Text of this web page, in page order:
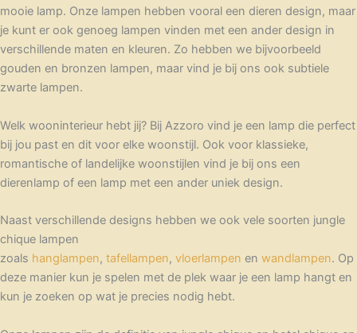
mooie lamp. Onze lampen hebben vooral een dieren design, maar
je kunt er ook genoeg lampen vinden met een ander design in
verschillende maten en kleuren. Zo hebben we bijvoorbeeld
gouden en bronzen lampen, maar vind je bij ons ook subtiele
zwarte lampen.
Welk wooninterieur hebt jij? Bij Azzoro vind je een lamp die perfect
bij jou past en dit voor elke woonstijl. Ook voor klassieke,
romantische of landelijke woonstijlen vind je bij ons een
dierenlamp of een lamp met een ander uniek design.
Naast verschillende designs hebben we ook vele soorten jungle
chique lampen
zoals hanglampen, tafellampen, vloerlampen en wandlampen. Op
deze manier kun je spelen met de plek waar je een lamp hangt en
kun je zoeken op wat je precies nodig hebt.